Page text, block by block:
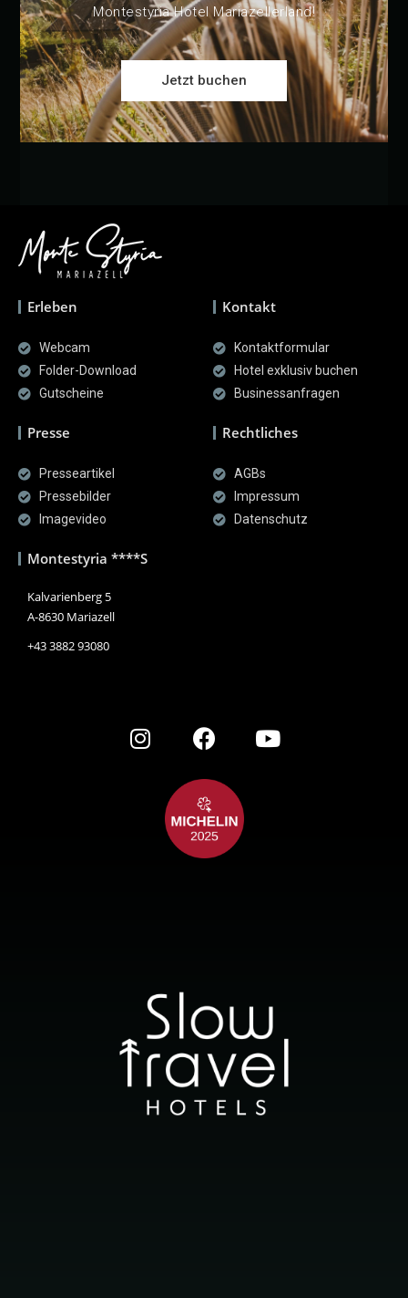
Montestyria Hotel Mariazellerland!
Jetzt buchen
Erleben
Webcam
Folder-Download
Gutscheine
Kontakt
Kontaktformular
Hotel exklusiv buchen
Businessanfragen
Presse
Presseartikel
Pressebilder
Imagevideo
Rechtliches
AGBs
Impressum
Datenschutz
Montestyria ****S
Kalvarienberg 5
A-8630 Mariazell
+43 3882 93080